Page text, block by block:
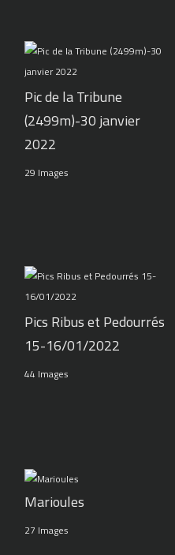
Pic de la Tribune
(2499m)-30 janvier
2022
29 Images
Pics Ribus et Pedourrés
15-16/01/2022
44 Images
Marioules
27 Images